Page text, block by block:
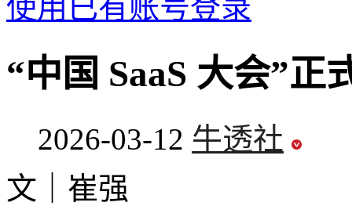
使用已有账号登录
“中国 SaaS 大会”
2026-03-12 牛透社
文｜崔强